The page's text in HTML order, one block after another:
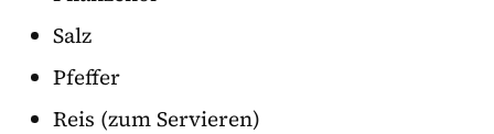
Salz
Pfeffer
Reis (zum Servieren)